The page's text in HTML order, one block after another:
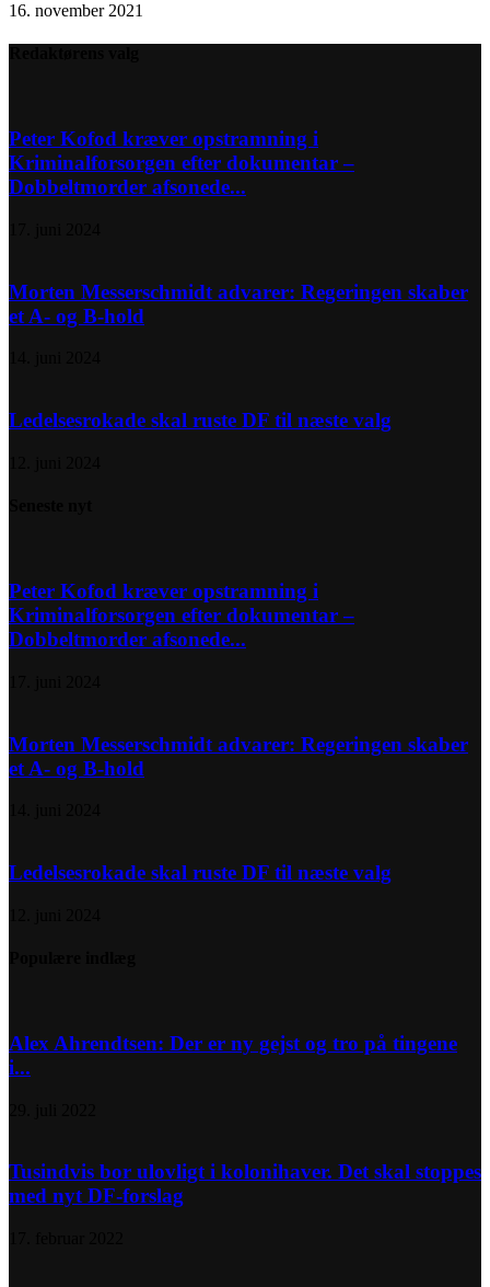
16. november 2021
Peter Kofod kræver opstramning i
Kriminalforsorgen efter dokumentar –
Dobbeltmorder afsonede...
Morten Messerschmidt advarer: Regeringen skaber
et A- og B-hold
Ledelsesrokade skal ruste DF til næste valg
Peter Kofod kræver opstramning i
Kriminalforsorgen efter dokumentar –
Dobbeltmorder afsonede...
Morten Messerschmidt advarer: Regeringen skaber
et A- og B-hold
Ledelsesrokade skal ruste DF til næste valg
Alex Ahrendtsen: Der er ny gejst og tro på tingene
i...
Tusindvis bor ulovligt i kolonihaver. Det skal stoppes
med nyt DF-forslag